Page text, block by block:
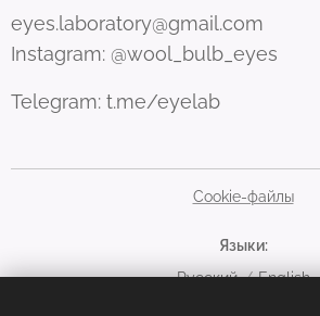
eyes.laboratory@gmail.com
Instagram: @wool_bulb_eyes
Telegram: t.me/eyelab
Cookie-файлы
Языки
Русский
English